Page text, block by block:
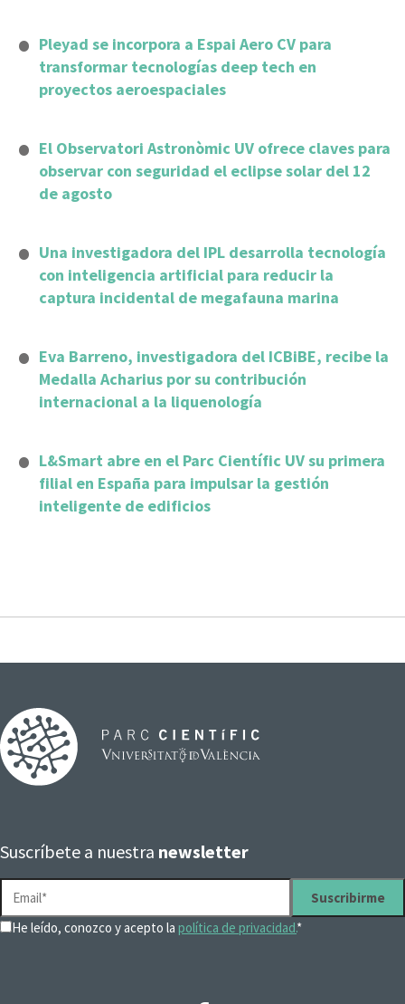
Pleyad se incorpora a Espai Aero CV para
transformar tecnologías deep tech en
proyectos aeroespaciales
El Observatori Astronòmic UV ofrece claves para
observar con seguridad el eclipse solar del 12
de agosto
Una investigadora del IPL desarrolla tecnología
con inteligencia artificial para reducir la
captura incidental de megafauna marina
Eva Barreno, investigadora del ICBiBE, recibe la
Medalla Acharius por su contribución
internacional a la liquenología
L&Smart abre en el Parc Científic UV su primera
filial en España para impulsar la gestión
inteligente de edificios
Suscríbete a nuestra newsletter
He leído, conozco y acepto la política de privacidad.*